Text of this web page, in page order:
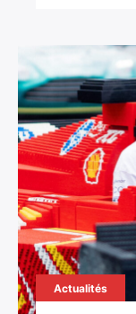
Actualités